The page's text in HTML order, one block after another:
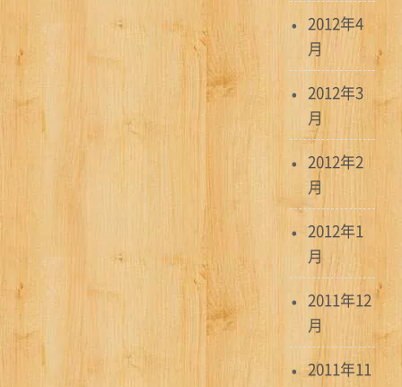
2012年4
月
2012年3
月
2012年2
月
2012年1
月
2011年12
月
2011年11